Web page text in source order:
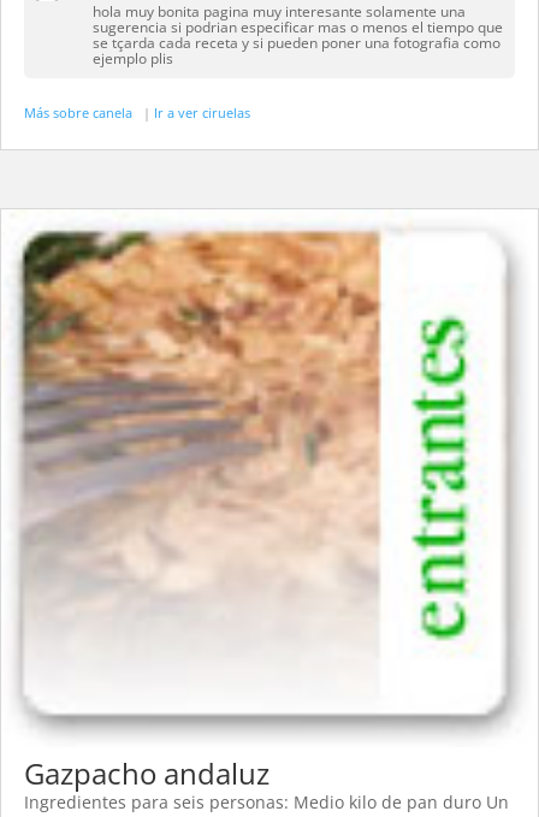
hola muy bonita pagina muy interesante solamente una
sugerencia si podrian especificar mas o menos el tiempo que
se tçarda cada receta y si pueden poner una fotografia como
ejemplo plis
Más sobre canela | Ir a ver ciruelas
Gazpacho andaluz
Ingredientes para seis personas: Medio kilo de pan duro Un